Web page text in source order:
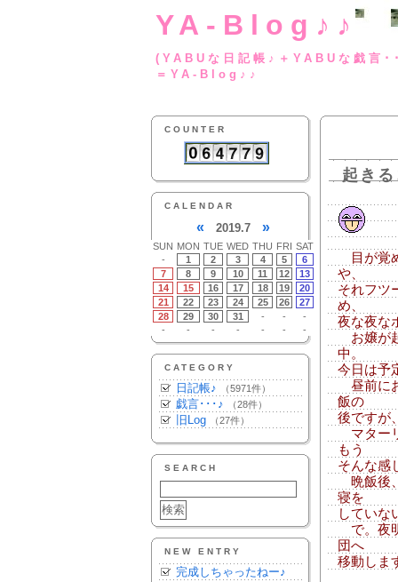
YA-Blog♪♪
(YABUな日記帳♪
＝YA-Blog♪♪
COUNTER
CALENDAR
« 2019.7 »
SUN MON TUE WED THU FRI SAT
-
1 2 3 4 5
6
7
8 9 10 11 12
13
14
15 16 17 18 19
20
21
22 23 24 25 26
27
28
29 30 31 - -
-
-
- - - - - -
CATEGORY
日記帳♪ （5971件）
戯言･･･♪ （28件）
旧Log （27件）
SEARCH
NEW ENTRY
完成しちゃったねー♪
起き
目が覚
や、
それフツ
め、
夜な夜な
お嬢が
中。
今日は予
昼前に
飯の
後ですが
マター
もう
そんな感
晩飯後
寝を
していな
で。夜
団へ
移動しま